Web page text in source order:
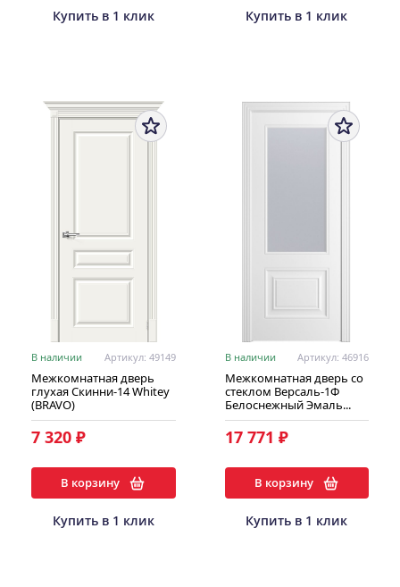
Купить в 1 клик Купить в 1 клик
В наличии Артикул: 49149
Межкомнатная дверь
глухая Скинни-14 Whitey
(BRAVO)
7 320 ₽
В корзину
Купить в 1 клик
В наличии Артикул: 46916
Межкомнатная дверь со
стеклом Версаль-1Ф
Белоснежный Эмаль...
17 771 ₽
В корзину
Купить в 1 клик